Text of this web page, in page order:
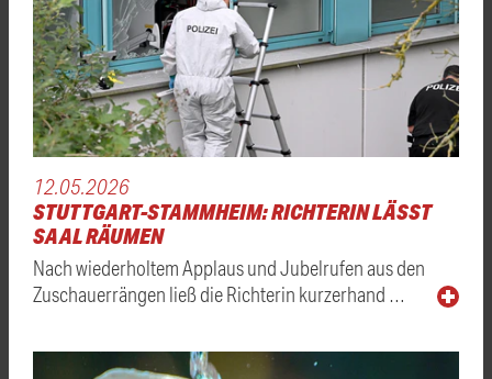
12.05.2026
STUTTGART-STAMMHEIM: RICHTERIN LÄSST
SAAL RÄUMEN
Nach wiederholtem Applaus und Jubelrufen aus den
Zuschauerrängen ließ die Richterin kurzerhand …